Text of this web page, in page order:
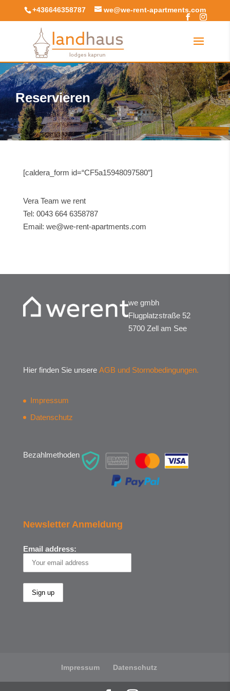
+436646358787 we@we-rent-apartments.com
Reservieren
[caldera_form id=“CF5a15948097580″]
Vera Team we rent
Tel: 0043 664 6358787
Email: we@we-rent-apartments.com
we gmbh
Flugplatzstraße 52
5700 Zell am See
Hier finden Sie unsere AGB und Stornobedingungen.
Impressum
Datenschutz
Bezahlmethoden
Newsletter Anmeldung
Email address:
Impressum Datenschutz